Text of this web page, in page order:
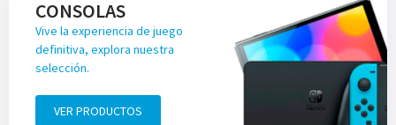
CONSOLAS
Vive la experiencia de juego
definitiva, explora nuestra
selección.
VER PRODUCTOS